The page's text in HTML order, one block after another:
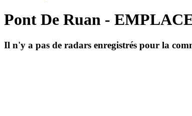
Pont De Ruan -
Il n'y a pas de radars enregistrés pour la